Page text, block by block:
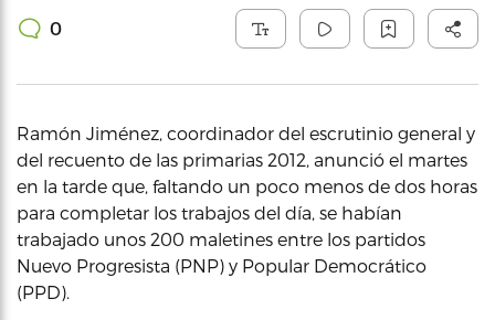
0
Ramón Jiménez, coordinador del escrutinio general y
del recuento de las primarias 2012, anunció el martes
en la tarde que, faltando un poco menos de dos horas
para completar los trabajos del día, se habían
trabajado unos 200 maletines entre los partidos
Nuevo Progresista (PNP) y Popular Democrático
(PPD).